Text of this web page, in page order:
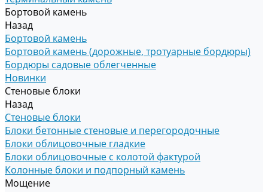
Бортовой камень
Назад
Бортовой камень
Бортовой камень (дорожные, тротуарные бордюры)
Бордюры садовые облегченные
Новинки
Стеновые блоки
Назад
Стеновые блоки
Блоки бетонные стеновые и перегородочные
Блоки облицовочные гладкие
Блоки облицовочные с колотой фактурой
Колонные блоки и подпорный камень
Мощение